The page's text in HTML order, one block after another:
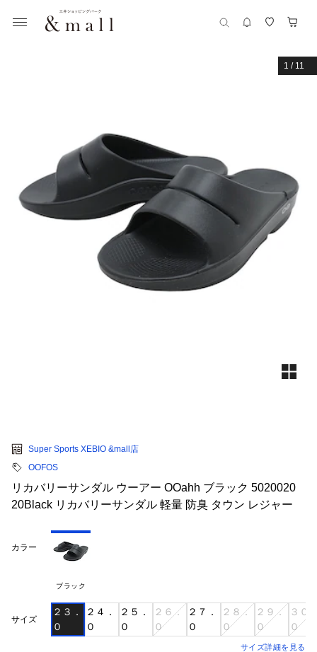
1 / 11
Super Sports XEBIO &mall店
OOFOS
リカバリーサンダル ウーアー OOahh ブラック 5020020
20Black リカバリーサンダル 軽量 防臭 タウン レジャー
カラー
ブラック
サイズ
２３．
０
２４．
０
２５．
０
２６．
０
２７．
０
２８．
０
２９．
０
３０
０
サイズ詳細を見る